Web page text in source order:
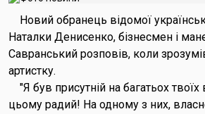
Новий обранець відомої
Наталки Денисенко, бізнесмен і
Савранський розповів, коли
артистку.
"Я був присутній на багатьох
цьому радий! На одному з них,